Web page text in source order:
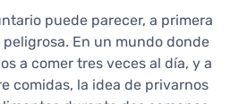
puede parecer, a primera
En un mundo donde
a comer tres veces al día, y a
comidas, la idea de privarnos